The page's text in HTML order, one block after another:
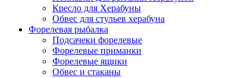
Кресло для Херабуны
Обвес для стульев херабуна
Форелевая рыбалка
Подсачеки форелевые
Форелевые приманки
Форелевые ящики
Обвес и стаканы